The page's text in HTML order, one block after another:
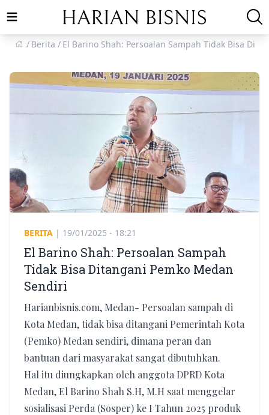
Open main menu
Berita
El Barino Shah: Persoalan Sampah Tidak Bisa
BERITA | 19/01/2025 - 18:21
El Barino Shah: Persoalan Sampah
Tidak Bisa Ditangani Pemko Medan
Sendiri
Harianbisnis.com, Medan- Persoalan sampah di
Kota Medan, tidak bisa ditangani Pemerintah Kota
(Pemko) Medan sendiri, dimana peran dan
bantuan dari masyarakat sangat dibutuhkan.
Hal itu diungkapkan oleh anggota DPRD Kota
Medan, El Barino Shah S.H, M.H saat menggelar
sosialisasi Perda (Sosper) ke I Tahun 2025 produk